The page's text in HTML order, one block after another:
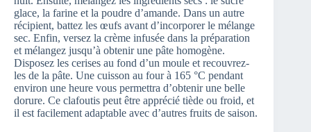
glace, la farine et la poudre d’amande. Dans un autre
récipient, battez les œufs avant d’incorporer le mélange
sec. Enfin, versez la crème infusée dans la préparation
et mélangez jusqu’à obtenir une pâte homogène.
Disposez les cerises au fond d’un moule et recouvrez-
les de la pâte. Une cuisson au four à 165 °C pendant
environ une heure vous permettra d’obtenir une belle
dorure. Ce clafoutis peut être apprécié tiède ou froid, et
il est facilement adaptable avec d’autres fruits de saison.